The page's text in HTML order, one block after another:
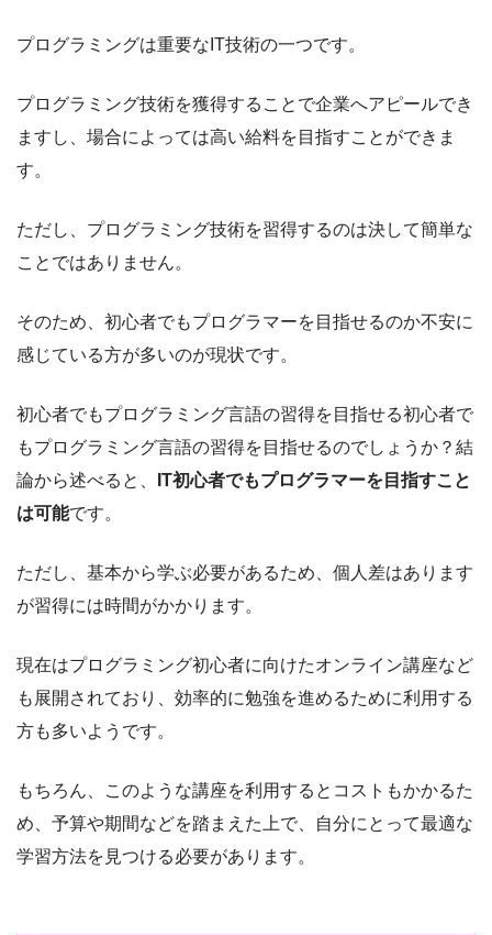
プログラミングは重要なIT技術の一つです。
プログラミング技術を獲得することで企業へアピールでき
ますし、場合によっては高い給料を目指すことができま
す。
ただし、プログラミング技術を習得するのは決して簡単な
ことではありません。
そのため、初心者でもプログラマーを目指せるのか不安に
感じている方が多いのが現状です。
初心者でもプログラミング言語の習得を目指せる初心者で
もプログラミング言語の習得を目指せるのでしょうか？結
論から述べると、
IT初心者でもプログラマーを目指すこと
は可能です。
ただし、基本から学ぶ必要があるため、個人差はあります
が習得には時間がかかります。
現在はプログラミング初心者に向けたオンライン講座など
も展開されており、効率的に勉強を進めるために利用する
方も多いようです。
もちろん、このような講座を利用するとコストもかかるた
め、予算や期間などを踏まえた上で、自分にとって最適な
学習方法を見つける必要があります。